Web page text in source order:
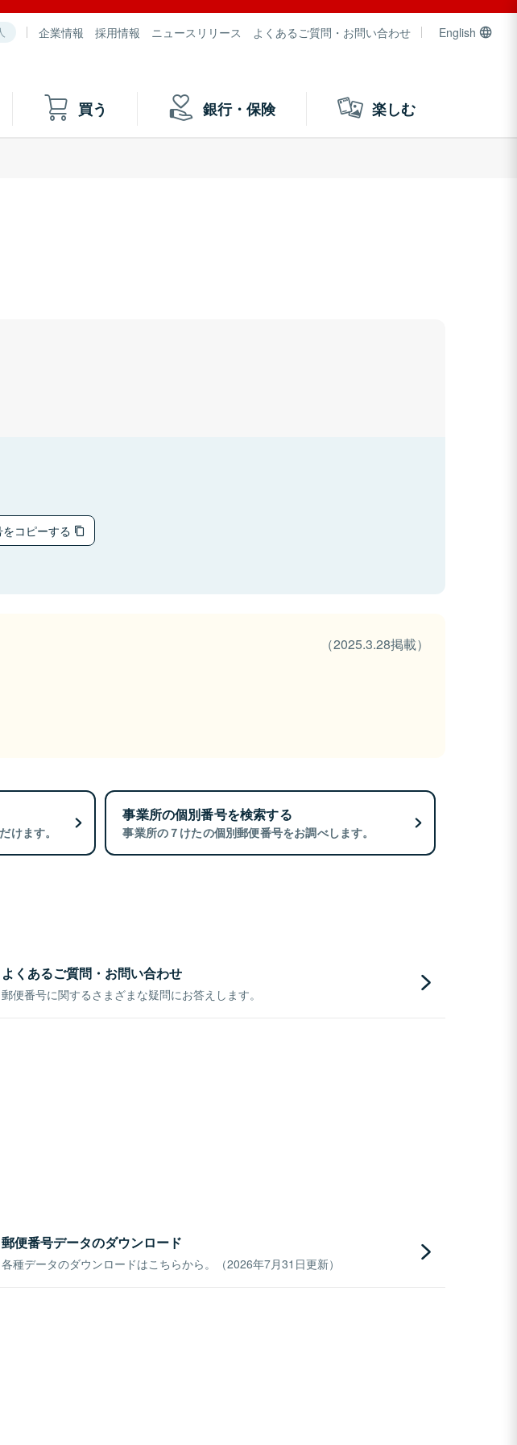
企業情報 採用情報 ニュースリリース よくあるご質問・お問い合わせ English
買う 銀行・保険 楽しむ
コピーする
（2025.3.28掲載）
けます。
事業所の個別番号を検索する
事業所の７けたの個別郵便番号をお調べします。
よくあるご質問・お問い合わせ
郵便番号に関するさまざまな疑問にお答えします。
郵便番号データのダウンロード
各種データのダウンロードはこちらから。（2026年7月31日更新）